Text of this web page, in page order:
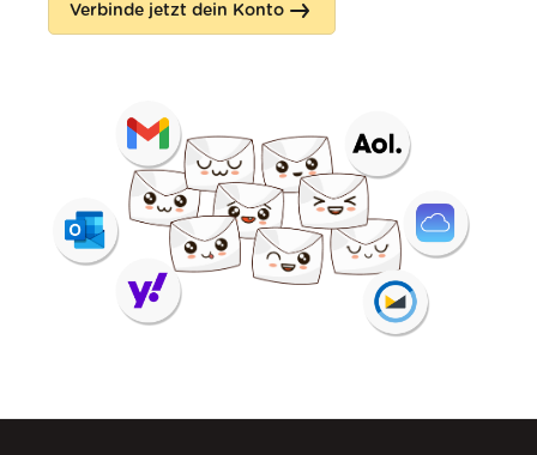
Verbinde jetzt dein Konto